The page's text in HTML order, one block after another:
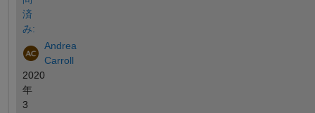
済
み:
Andrea
Carroll
2020
年
3